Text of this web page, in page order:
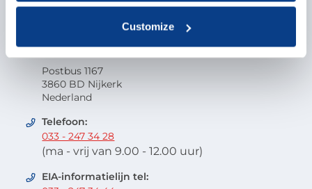
Customize
Nederlandse Orde van Beroepscoaches
Postbus 1167
3860 BD Nijkerk
Nederland
Telefoon:
033 - 247 34 28
(ma - vrij van 9.00 - 12.00 uur)
EIA-informatielijn tel: